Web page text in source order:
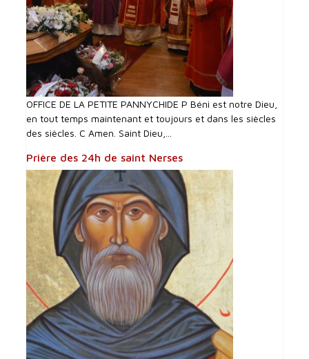
OFFICE DE LA PETITE PANNYCHIDE P Béni est notre Dieu,
en tout temps maintenant et toujours et dans les siècles
des siècles. C Amen. Saint Dieu,...
Prière des 24h de saint Nerses